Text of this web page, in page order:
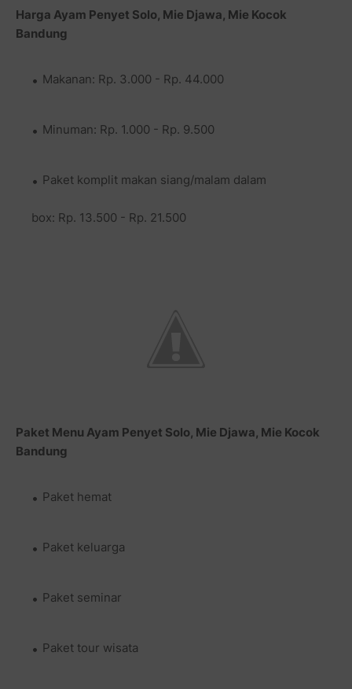
Harga Ayam Penyet Solo, Mie Djawa, Mie Kocok
Bandung
Makanan: Rp. 3.000 - Rp. 44.000
Minuman: Rp. 1.000 - Rp. 9.500
Paket komplit makan siang/malam dalam
box: Rp. 13.500 - Rp. 21.500
Paket Menu Ayam Penyet Solo, Mie Djawa, Mie Kocok
Bandung
Paket hemat
Paket keluarga
Paket seminar
Paket tour wisata